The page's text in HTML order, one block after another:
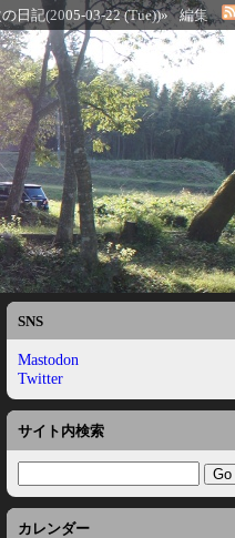
日記(2005-03-22 (Tue))» 編集
SNS
Mastodon
Twitter
サイト内検索
カレンダー